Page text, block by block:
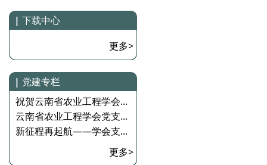
| 下载中心
更多>
| 党建专栏
祝贺云南省农业工程学会...
云南省农业工程学会党支...
新征程再起航——学会支...
更多>